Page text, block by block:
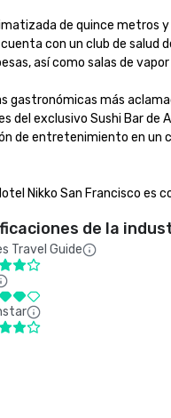
de quince metros
con un club de salud
así como salas de
gastronómicas más
del exclusivo Sushi Bar de
de entretenimiento en
Nikko San Francisco es
de la
Travel Guide